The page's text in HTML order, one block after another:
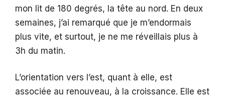
mon lit de 180 degrés, la tête au nord. En deux
semaines, j’ai remarqué que je m’endormais
plus vite, et surtout, je ne me réveillais plus à
3h du matin.
L’orientation vers l’est, quant à elle, est
associée au renouveau, à la croissance. Elle est